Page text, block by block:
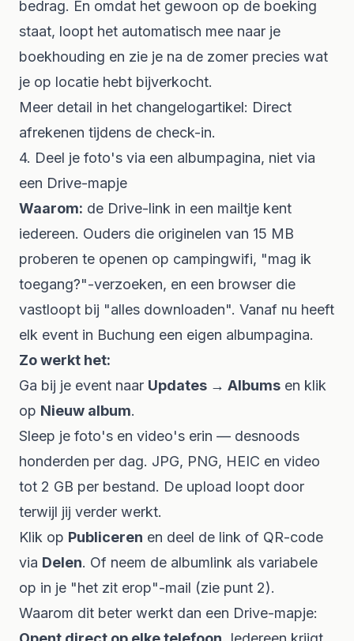
bedrag. En omdat het gewoon op de boeking
staat, loopt het automatisch mee naar je
boekhouding en zie je na de zomer precies wat
je op locatie hebt bijverkocht.
Meer detail in het changelogartikel: Direct
afrekenen tijdens de check-in.
4. Deel je foto's via een albumpagina, niet via
een Drive-mapje
Waarom: de Drive-link in een mailtje kent
iedereen. Ouders die originelen van 15 MB
proberen te openen op campingwifi, "mag ik
toegang?"-verzoeken, en een browser die
vastloopt bij "alles downloaden". Vanaf nu heeft
elk event in Buchung een eigen albumpagina.
Zo werkt het:
Ga bij je event naar Updates → Albums en klik
op Nieuw album.
Sleep je foto's en video's erin — desnoods
honderden per dag. JPG, PNG, HEIC en video
tot 2 GB per bestand. De upload loopt door
terwijl jij verder werkt.
Klik op Publiceren en deel de link of QR-code
via Delen. Of neem de albumlink als variabele
op in je "het zit erop"-mail (zie punt 2).
Waarom dit beter werkt dan een Drive-mapje: